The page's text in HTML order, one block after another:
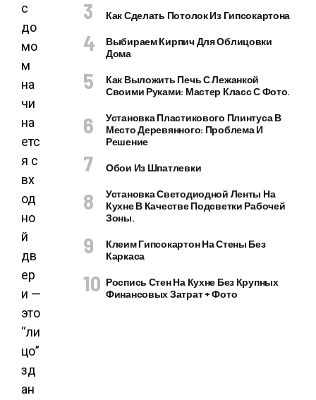
с
до
мо
м
на
чи
на
етс
я с
вх
од
но
й
дв
ер
и —
это
“ли
цо”
зд
ан
Как Сделать Потолок Из Гипсокартона
Выбираем Кирпич Для Облицовки
Дома
Как Выложить Печь С Лежанкой
Своими Руками: Мастер Класс С Фото.
Установка Пластикового Плинтуса В
Место Деревянного: Проблема И
Решение
Обои Из Шпатлевки
Установка Светодиодной Ленты На
Кухне В Качестве Подсветки Рабочей
Зоны.
Клеим Гипсокартон На Стены Без
Каркаса
Роспись Стен На Кухне Без Крупных
Финансовых Затрат + Фото